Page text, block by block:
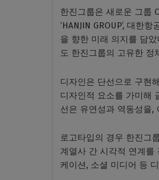
한진그룹은 새로운 그룹
‘HANJIN GROUP’, 대한
을 향한 미래 의지를 담
도 한진그룹의 고유한
디자인은 단선으로 구현
디자인적 요소를 가미해
선은 유연성과 역동성을,
로고타입의 경우 한진그
계열사 간 시각적 연계를
케이션, 소셜 미디어 등